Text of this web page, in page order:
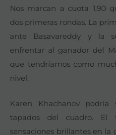
Nos marcan a cuota 1,90
dos primeras rondas. La
ante Basavareddy y la
enfrentar al ganador del
que tendríamos como
nivel.
Karen Khachanov
tapados del cuadro. El
sensaciones brillantes en la